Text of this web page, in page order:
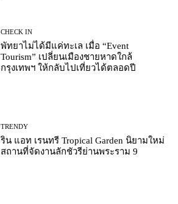
CHECK IN
พัทยาไม่ได้มีแค่ทะเล เมื่อ “Event
Tourism” เปลี่ยนเมืองชายหาดใกล้
กรุงเทพฯ ให้กลับไปเที่ยวได้ตลอดปี
TRENDY
ริน แอท เรนทรี Tropical Garden นิยามใหม่
สถานที่จัดงานลักชัวรีย่านพระราม 9